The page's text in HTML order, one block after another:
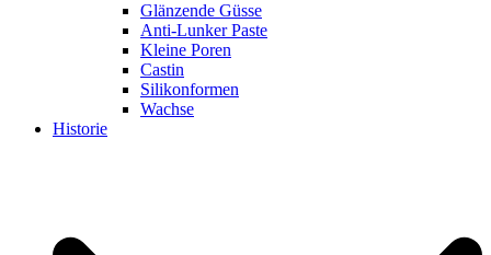
Glänzende Güsse
Anti-Lunker Paste
Kleine Poren
Castin
Silikonformen
Wachse
Historie